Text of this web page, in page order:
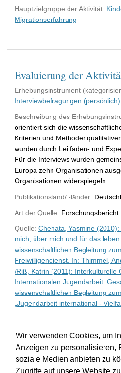
Wir verwenden Cookies, um
Anzeigen zu personalisieren,
soziale Medien anbieten zu
Zugriffe auf unsere Website
Hauptzielgruppe der Aktivität:
Migrationserfahrung
Evaluierung der
Erhebungsinstrument
Interviewbefragungen (persönlich)
Beschreibung des
orientiert sich die
Kriterien und
wurden durch Leitfaden- und
Für die Interviews wurden
Europa zehn Organisationen
Organisationen widerspiegeln
Publikationsland/ -länder:
Art der Quelle: Forschungsbericht
Quelle: Chehata, Yasmine
mich, über mich und für das
wissenschaftlichen Begleitung
Freiwilligendienst. In: Thimmel,
/Riß, Katrin (2011): Interkulturelle
Internationalen Jugendarbeit.
wissenschaftlichen Begleitung
„Jugendarbeit international -